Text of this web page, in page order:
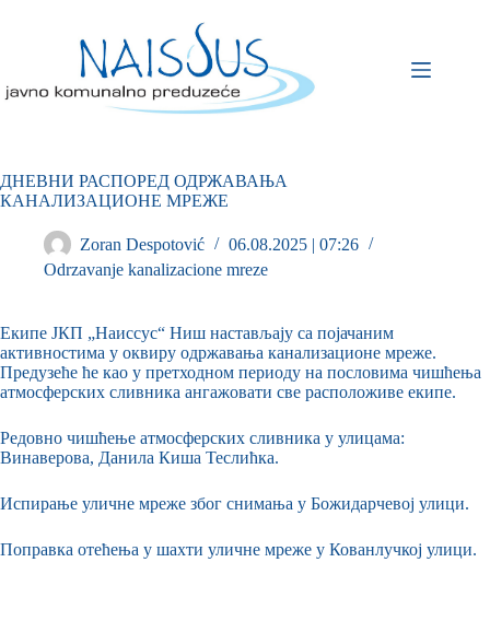
ДНЕВНИ РАСПОРЕД ОДРЖАВАЊА
КАНАЛИЗАЦИОНЕ МРЕЖЕ
Zoran Despotović
06.08.2025 | 07:26
Odrzavanje kanalizacione mreze
Екипе ЈКП „Наиссус“ Ниш настављају са појачаним
активностима у оквиру одржавања канализационе мреже.
Предузеће ће као у претходном периоду на пословима чишћења
атмосферских сливника ангажовати све расположиве екипе.
Редовно чишћење атмосферских сливника у улицама:
Винаверова, Данила Киша Теслићка.
Испирање уличне мреже због снимања у Божидарчевој улици.
Поправка отећења у шахти уличне мреже у Кованлучкој улици.